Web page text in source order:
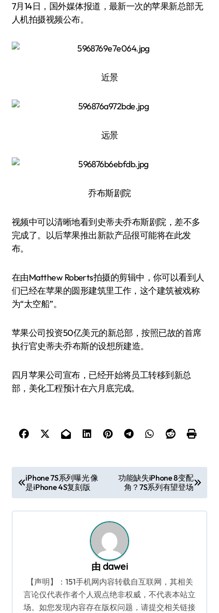
7月14日，国外媒体报道，最新一次的苹果新总部无
人机拍摄视频公布。
近景
远景
乔布斯剧院
视频中可以清晰地看到史蒂夫·乔布斯剧院，差不多
完成了。以后苹果推出新款产品很可能将在此发
布。
在由Matthew Roberts拍摄的剪辑中，你可以看到人
们已经在苹果的圆形建筑里工作，这个建筑被戏称
为“太空船”。
苹果公司投资50亿美元的新总部，按照已故的首席
执行官史蒂夫·乔布斯的设想所建造。
四月苹果公司宣布，已经开始将员工转移到新总
部，美化工程预计在六月底完成。
章
导
iPhone 7S系列曝光 像
是iPhone 4S复刻版
功能缺失iPhone 8变配
角？7S系列有望登场
由 dawei
【声明】：151手机网内容转载自互联网，其相关
言论仅代表作者个人观点绝非权威，不代表本站立
场。如您发现内容存在版权问题，请提交相关链接